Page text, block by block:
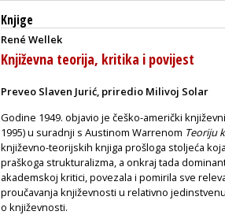
Knjige
René Wellek
Književna teorija, kritika i povijest
Preveo Slaven Jurić, priredio Milivoj Solar
Godine 1949. objavio je češko-američki
1995) u suradnji s Austinom Warrenom Teoriju
književno-teorijskih knjiga prošloga stoljeća
praškoga strukturalizma, a onkraj tada
akademskoj kritici, povezala i pomirila sve
proučavanja književnosti u relativno
o književnosti.